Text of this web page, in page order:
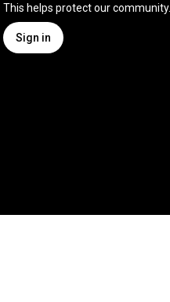
This helps protect our community.
Sign in